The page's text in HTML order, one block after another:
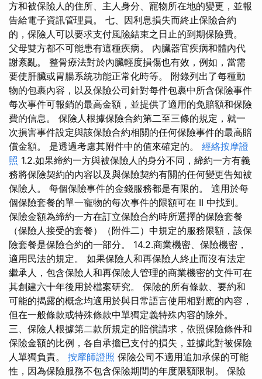
方和被保險人的住所、主人身分、寵物所在地的變更，並報
告給電子資訊管理員。 七、因利息損失而終止保險合約
的，保險人可以要求支付風險結束之日止的到期保險費。
父母雙方都不可能患有這種疾病。 內臟器官疾病和體內代
謝紊亂。 整骨療法對於內臟輕度損傷也有效，例如，當需
要使肝臟或胃腸系統功能正常化時等。 附錄列出了每種動
物的包裹內容，以及保險公司針對每件包裹中所含保險事件
每次事件可報銷的最高金額，並提供了適用的免賠額和保險
費的信息。 保險人根據保險合約第二至三條的規定，就一
次損害事件設定與該保險合約相關的任何保險事件的最高賠
償金額。 是透過考慮其附件中的值來確定的。 經絡按摩證
照 1.2.如果締約一方與被保險人的身分不同，締約一方有義
務將保險契約的內容以及與保險契約有關的任何變更告知被
保險人。 每個保險事件的金錢服務都是有限的。 適用於每
個保險套餐的單一寵物的每次事件的限額可在 II 中找到。
保險金額為締約一方在訂立保險合約時所選擇的保險套餐
（保險人接受的套餐）（附件二）中規定的服務限額，該保
險套餐是保險合約的一部分。 14.2.商業機密、保險機密，
適用民法的規定。 如果保險人和再保險人終止而沒有法定
繼承人，包含保險人和再保險人管理的商業機密的文件可在
其創建六十年後用於檔案研究。 保險的所有條款、要約和
可能的揭露的概念均適用於與日常語言使用相對應的內容，
但在一般條款或特殊條款中單獨定義特殊內容的除外。
三、保險人根據第二款所規定的賠償請求，依照保險條件和
保險金額的比例，各自承擔已支付的損失，並據此對被保險
人單獨負責。 按摩師證照 保險公司不適用追加承保的可能
性，因為保險服務不包含保險期間的年度限額限制。 保險